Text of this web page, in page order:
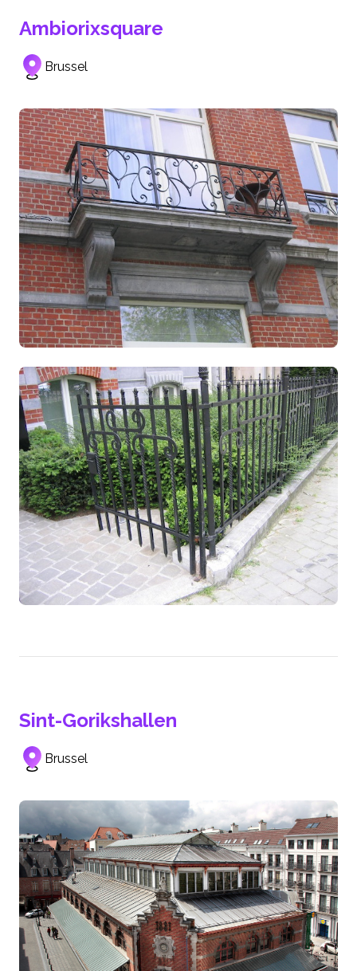
Ambiorixsquare
Brussel
Sint-Gorikshallen
Brussel